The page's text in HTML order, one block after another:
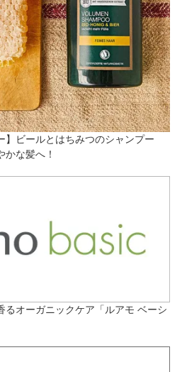
】ビールとはちみつのシャンプー
かな髪へ！
るオーガニックケア「ルアモ ベーシ